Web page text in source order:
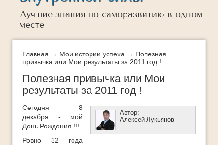
Думай
Инсайты
Истории успеха
Как легко и быстро похудеть
Как стать богатым
ЛУЧШЕЕ
Лучшие знания по саморазвитию в одном
месте
Главная → Мои истории успеха → Полезная
привычка или Мои результаты за 2011 год !
Полезная привычка или Мои
результаты за 2011 год !
Автор:
Алексей Лукьянов
Сегодня 8
декабря - мой
День Рождения !!!
Ровно 32 года